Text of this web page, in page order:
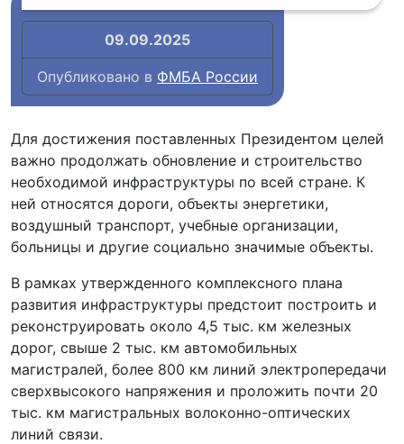
09.09.2025
Опубликовано в ФМБА России
Для достижения поставленных Президентом целей
важно продолжать обновление и строительство
необходимой инфраструктуры по всей стране. К
ней относятся дороги, объекты энергетики,
воздушный транспорт, учебные организации,
больницы и другие социально значимые объекты.
В рамках утвержденного комплексного плана
развития инфраструктуры предстоит построить и
реконструировать около 4,5 тыс. км железных
дорог, свыше 2 тыс. км автомобильных
магистралей, более 800 км линий электропередачи
сверхвысокого напряжения и проложить почти 20
тыс. км магистральных волоконно-оптических
линий связи.